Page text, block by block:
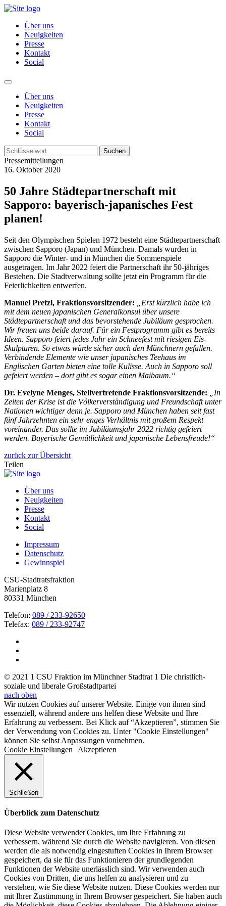
Über uns
Neuigkeiten
Presse
Kontakt
Social
Über uns
Neuigkeiten
Presse
Kontakt
Social
Suchen
Pressemitteilungen
16. Oktober 2020
50 Jahre Städtepartnerschaft mit
Sapporo: bayerisch-japanisches Fest
planen!
Seit den Olympischen Spielen 1972 besteht eine Städtepartnerschaft
zwischen Sapporo (Japan) und München. Damals wurden in
Sapporo die Winter- und in München die Sommerspiele
ausgetragen. Im Jahr 2022 feiert die Partnerschaft ihr 50-jähriges
Bestehen. Die Stadtverwaltung sollte jetzt ein Programm für die
Feierlichkeiten entwerfen.
Manuel Pretzl, Fraktionsvorsitzender:
„Erst kürzlich habe ich
mit dem neuen japanischen Generalkonsul über unsere
Städtepartnerschaft und das bevorstehende Jubiläum gesprochen.
Wir freuen uns beide darauf. Für ein Festprogramm gibt es bereits
Ideen. Sapporo feiert jedes Jahr ein Schneefest mit riesigen Eis-
Skulpturen. So etwas würde sicher auch den Münchnern gefallen.
Verbindende Elemente wie unser japanisches Teehaus im
Englischen Garten bieten eine tolle Kulisse. Auch in Sapporo soll
gefeiert werden – dort gibt es sogar einen Maibaum.“
Dr. Evelyne Menges, Stellvertretende Fraktionsvorsitzende:
„In
Zeiten der Krise ist die Völkerverständigung und Freundschaft unter
Nationen wichtiger denn je. Sapporo und München haben seit fast
fünf Jahrzehnten ein sehr enges Verhältnis mit großem Respekt
voreinander. Das sollte im Jubiläumsjahr 2022 richtig gefeiert
werden. Bayerische Gemütlichkeit und japanische Lebensfreude!“
zurück zur Übersicht
Teilen
Über uns
Neuigkeiten
Presse
Kontakt
Social
Impressum
Datenschutz
Gewinnspiel
CSU-Stadtratsfraktion
Marienplatz 8
80331 München
Telefon: 089 / 233-92650
Telefax: 089 / 233-92747
© 2021 1 CSU Fraktion im Münchner Stadtrat 1 Die christlich-
soziale und liberale Großstadtpartei
nach oben
Wir nutzen Cookies auf unserer Website. Einige von ihnen sind
essenziell, während andere uns helfen diese Website und Ihre
Erfahrung zu verbessern. Bei Klick auf “Akzeptieren”, stimmen Sie
der Verwendung von Cookies zu. Unter "Cookie Einstellungen"
können Sie selbst Anpassungen vornehmen.
Cookie Einstellungen
Akzeptieren
Schließen
Überblick zum Datenschutz
Diese Website verwendet Cookies, um Ihre Erfahrung zu
verbessern, während Sie durch die Website navigieren. Von diesen
werden die als notwendig eingestuften Cookies in Ihrem Browser
gespeichert, da sie für das Funktionieren der grundlegenden
Funktionen der Website unerlässlich sind. Wir verwenden auch
Cookies von Dritten, die uns helfen zu analysieren und zu
verstehen, wie Sie diese Website nutzen. Diese Cookies werden nur
mit Ihrer Zustimmung in Ihrem Browser gespeichert. Sie haben auch